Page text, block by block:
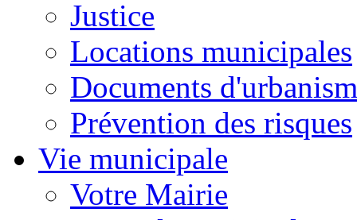
Justice
Locations municipales
Documents
Prévention des risques
Vie municipale
Votre Mairie